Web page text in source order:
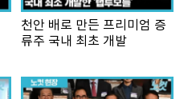
천안 배로 만든 프리미엄 증
류주 국내 최초 개발